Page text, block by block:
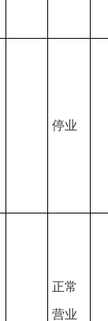
停业
正常
营业